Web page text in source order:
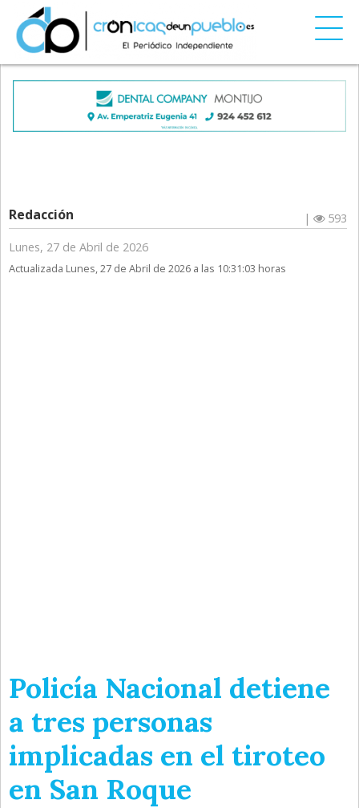
Redacción |
593
Lunes, 27 de Abril de 2026
Actualizada Lunes, 27 de Abril de 2026 a las 10:31:03 horas
Policía Nacional detiene
a tres personas
implicadas en el tiroteo
en San Roque